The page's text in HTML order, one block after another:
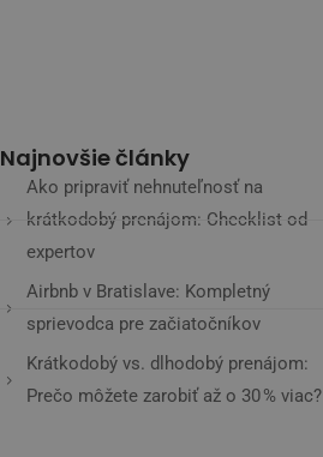
Najnovšie články
Ako pripraviť nehnuteľnosť na
krátkodobý prenájom: Checklist od
expertov
Airbnb v Bratislave: Kompletný
sprievodca pre začiatočníkov
Krátkodobý vs. dlhodobý prenájom:
Prečo môžete zarobiť až o 30 % viac?